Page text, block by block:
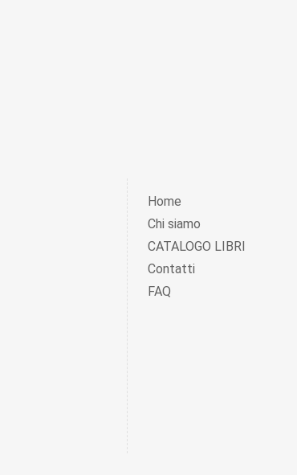
Home
Chi siamo
CATALOGO LIBRI
Contatti
FAQ